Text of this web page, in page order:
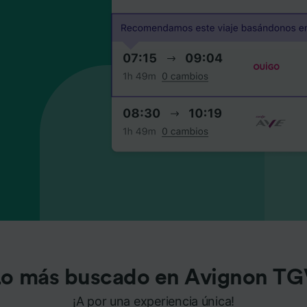
más buscado en Avignon
¡A por una experiencia única!